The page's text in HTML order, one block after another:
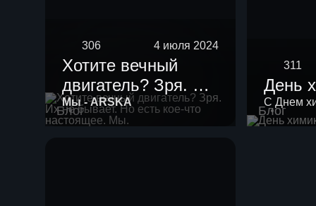
Блог
306 4 июля 2024
Хотите вечный
двигатель? Зря. Их
не бывает. Но есть
кое-что настоящее.
Мы - ARSKA
Блог
311
День
С Днем